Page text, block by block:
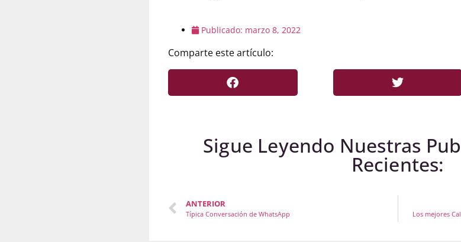
Publicado: marzo 8, 2022
Comparte este artículo:
Sigue Leyendo Nuestras
Recientes:
ANTERIOR
Típica Conversación de WhatsApp Los mejores